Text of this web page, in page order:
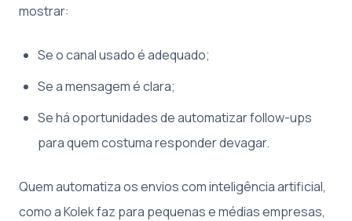
mostrar:
Se o canal usado é adequado;
Se a mensagem é clara;
Se há oportunidades de automatizar follow-ups
para quem costuma responder devagar.
Quem automatiza os envios com inteligência artificial,
como a Kolek faz para pequenas e médias empresas,